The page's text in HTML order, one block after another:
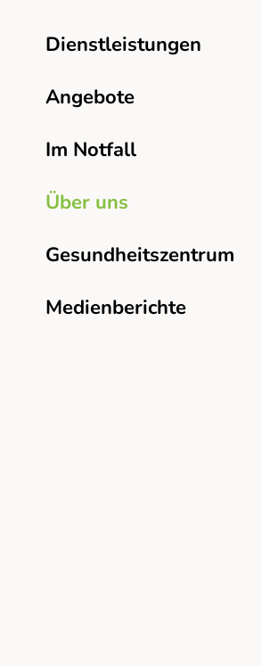
Dienstleistungen
Angebote
Im Notfall
Über uns
Gesundheitszentrum
Medienberichte